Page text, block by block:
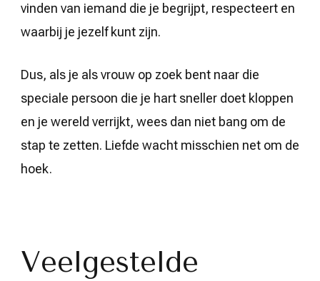
vinden van iemand die je begrijpt, respecteert en
waarbij je jezelf kunt zijn.
Dus, als je als vrouw op zoek bent naar die
speciale persoon die je hart sneller doet kloppen
en je wereld verrijkt, wees dan niet bang om de
stap te zetten. Liefde wacht misschien net om de
hoek.
Veelgestelde